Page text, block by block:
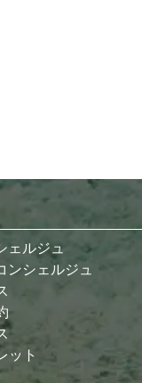
ェルジュ
ンシェルジュ
ット